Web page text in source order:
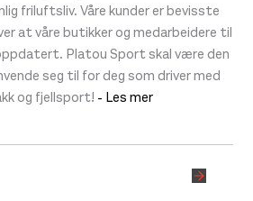
friluftsliv. Våre kunder er bevisste
at våre butikker og medarbeidere til
Platou Sport skal være den
seg til for deg som driver med
og fjellsport! - Les mer